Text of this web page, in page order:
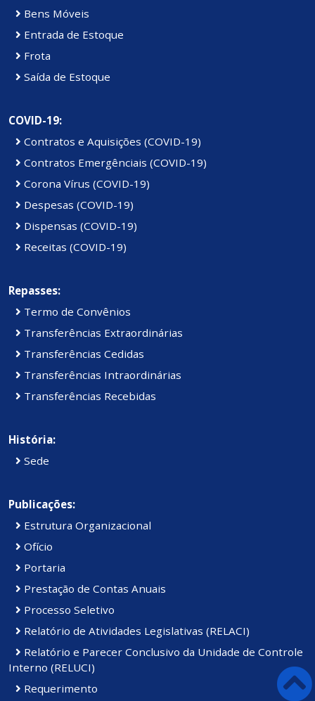
Bens Móveis
Entrada de Estoque
Frota
Saída de Estoque
COVID-19:
Contratos e Aquisições (COVID-19)
Contratos Emergênciais (COVID-19)
Corona Vírus (COVID-19)
Despesas (COVID-19)
Dispensas (COVID-19)
Receitas (COVID-19)
Repasses:
Termo de Convênios
Transferências Extraordinárias
Transferências Cedidas
Transferências Intraordinárias
Transferências Recebidas
História:
Sede
Publicações:
Estrutura Organizacional
Ofício
Portaria
Prestação de Contas Anuais
Processo Seletivo
Relatório de Atividades Legislativas (RELACI)
Relatório e Parecer Conclusivo da Unidade de Controle
Interno (RELUCI)
Requerimento